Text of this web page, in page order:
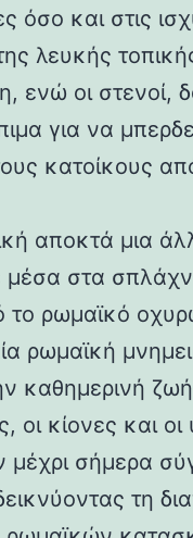
όσο και στις
λευκής τοπικής
ενώ οι στενοί,
για να
κατοίκους
αποκτά μια
στα
το ρωμαϊκό
ρωμαϊκή
καθημερινή
κίονες και οι
μέχρι σήμερα
τη